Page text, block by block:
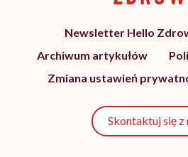
Newsletter Hello
Archiwum artykułów
Zmiana ustawień
Skontaktuj się z